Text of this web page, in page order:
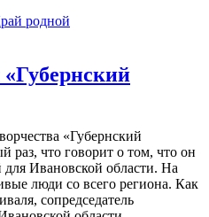
родной
«Губернский
раз, что говорит о том, что он
для Ивановской области. На
люди со всего региона. Как
сопредседатель